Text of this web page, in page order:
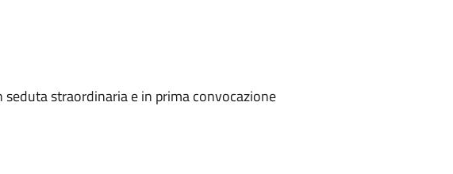
straordinaria e in prima convocazione